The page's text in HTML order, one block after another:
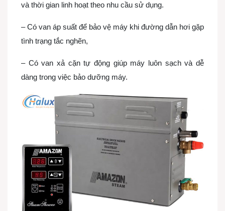
và thời gian linh hoạt theo nhu cầu sử dụng.
– Có van áp suất để bảo vệ máy khi đường dẫn hơi gặp
tình trạng tắc nghẽn,
– Có van xả cặn tự động giúp máy luôn sạch và dễ
dàng trong việc bảo dưỡng máy.